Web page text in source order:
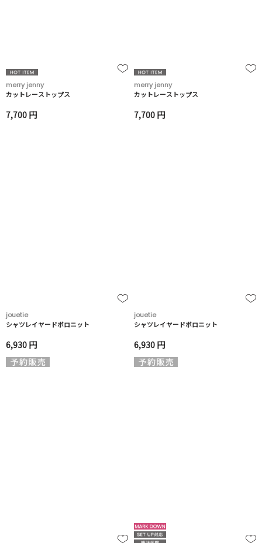
merry jenny
カットレーストップス
7,700 円
merry jenny
カットレーストップス
7,700 円
jouetie
シャツレイヤードポロニット
6,930 円
jouetie
シャツレイヤードポロニット
6,930 円